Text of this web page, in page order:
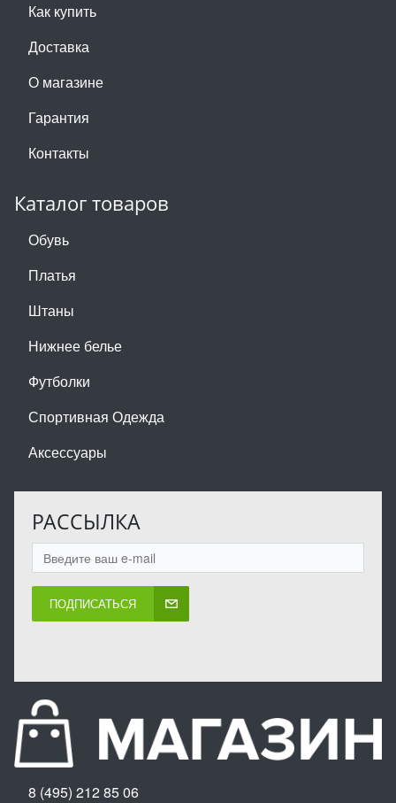
Как купить
Доставка
О магазине
Гарантия
Контакты
Каталог товаров
Обувь
Платья
Штаны
Нижнее белье
Футболки
Спортивная Одежда
Аксессуары
РАССЫЛКА
ПОДПИСАТЬСЯ
8 (495) 212 85 06